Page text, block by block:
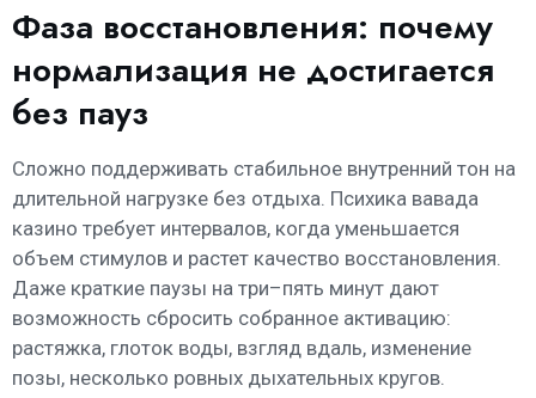
Фаза восстановления: почему
нормализация не достигается
без пауз
Сложно поддерживать стабильное внутренний тон на
длительной нагрузке без отдыха. Психика вавада
казино требует интервалов, когда уменьшается
объем стимулов и растет качество восстановления.
Даже краткие паузы на три–пять минут дают
возможность сбросить собранное активацию:
растяжка, глоток воды, взгляд вдаль, изменение
позы, несколько ровных дыхательных кругов.